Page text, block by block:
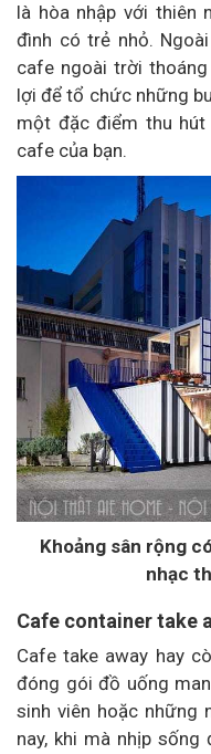
là hòa nhập với thiên
đình có trẻ nhỏ.
cafe ngoài trời
lợi để tổ chức những
một đặc điểm thu hút
cafe của bạn.
Khoảng sân rộng
nhạc
Cafe container take
Cafe take away hay
đóng gói đồ uống
sinh viên hoặc những
nay, khi mà nhịp sống